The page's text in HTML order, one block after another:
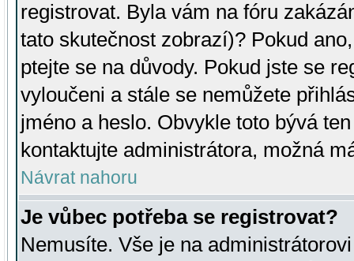
registrovat. Byla vám na fóru
tato skutečnost zobrazí)? Pokud
ptejte se na důvody. Pokud jste se
vyloučeni a stále se nemůžete
jméno a heslo. Obvykle toto bývá
kontaktujte administrátora, možná
Návrat nahoru
Je vůbec potřeba se registrovat?
Nemusíte. Vše je na